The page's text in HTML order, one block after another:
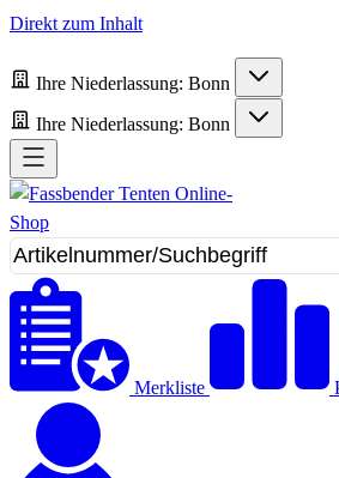
Direkt zum Inhalt
Ihre Niederlassung: Bonn
Ihre Niederlassung: Bonn
Merkliste